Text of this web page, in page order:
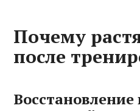
Почему
после